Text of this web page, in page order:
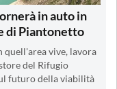
in auto in
di Piantonetto
quell'area vive, lavora
del Rifugio
futuro della viabilità